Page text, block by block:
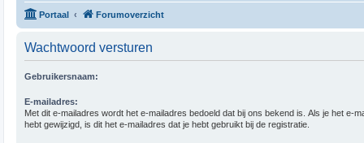
Portaal Forumoverzicht
Wachtwoord versturen
Gebruikersnaam:
E-mailadres:
Met dit e-mailadres wordt het e-mailadres bedoeld dat bij ons bekend is. Als je het e-
hebt gewijzigd, is dit het e-mailadres dat je hebt gebruikt bij de registratie.